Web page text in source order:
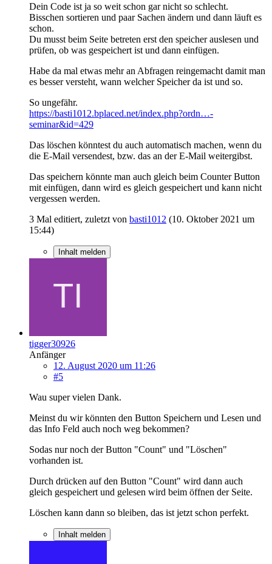
Dein Code ist ja so weit schon gar nicht so schlecht.
Bisschen sortieren und paar Sachen ändern und dann läuft es
schon.
Du musst beim Seite betreten erst den speicher auslesen und
prüfen, ob was gespeichert ist und dann einfügen.
Habe da mal etwas mehr an Abfragen reingemacht damit man
es besser versteht, wann welcher Speicher da ist und so.
So ungefähr.
https://basti1012.bplaced.net/index.php?ordn…-
seminar&id=429
Das löschen könntest du auch automatisch machen, wenn du
die E-Mail versendest, bzw. das an der E-Mail weitergibst.
Das speichern könnte man auch gleich beim Counter Button
mit einfügen, dann wird es gleich gespeichert und kann nicht
vergessen werden.
3 Mal editiert, zuletzt von basti1012 (10. Oktober 2021 um
15:44)
Inhalt melden
tigger30926
Anfänger
12. August 2020 um 11:26
#5
Wau super vielen Dank.
Meinst du wir könnten den Button Speichern und Lesen und
das Info Feld auch noch weg bekommen?
Sodas nur noch der Button "Count" und "Löschen"
vorhanden ist.
Durch drücken auf den Button "Count" wird dann auch
gleich gespeichert und gelesen wird beim öffnen der Seite.
Löschen kann dann so bleiben, das ist jetzt schon perfekt.
Inhalt melden